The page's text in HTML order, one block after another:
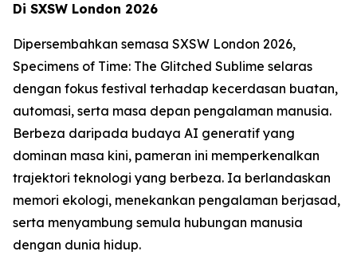
Di SXSW London 2026
Dipersembahkan semasa SXSW London 2026,
Specimens of Time: The Glitched Sublime selaras
dengan fokus festival terhadap kecerdasan buatan,
automasi, serta masa depan pengalaman manusia.
Berbeza daripada budaya AI generatif yang
dominan masa kini, pameran ini memperkenalkan
trajektori teknologi yang berbeza. Ia berlandaskan
memori ekologi, menekankan pengalaman berjasad,
serta menyambung semula hubungan manusia
dengan dunia hidup.